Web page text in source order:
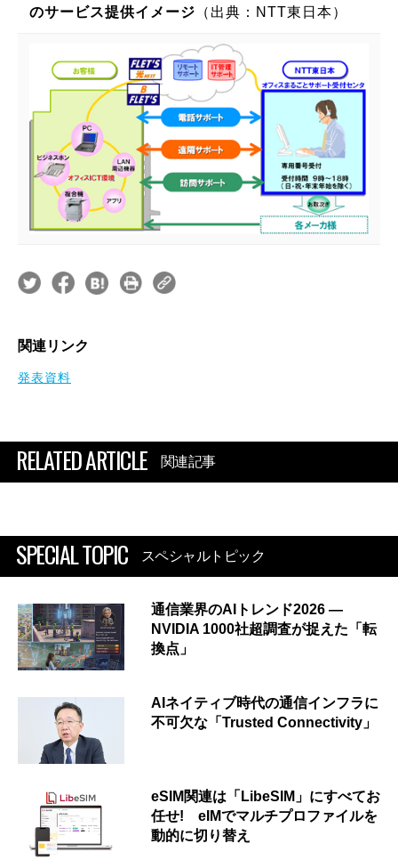
のサービス提供イメージ （出典：NTT東日本）
関連リンク
発表資料
RELATED ARTICLE 関連記事
SPECIAL TOPIC スペシャルトピック
通信業界のAIトレンド2026 ―
NVIDIA 1000社超調査が捉えた「転
換点」
AIネイティブ時代の通信インフラに
不可欠な「Trusted Connectivity」
eSIM関連は「LibeSIM」にすべてお
任せ! eIMでマルチプロファイルを
動的に切り替え